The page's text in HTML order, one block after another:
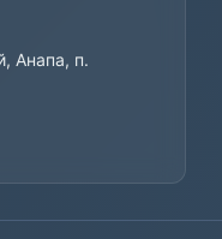
Анапа, п.